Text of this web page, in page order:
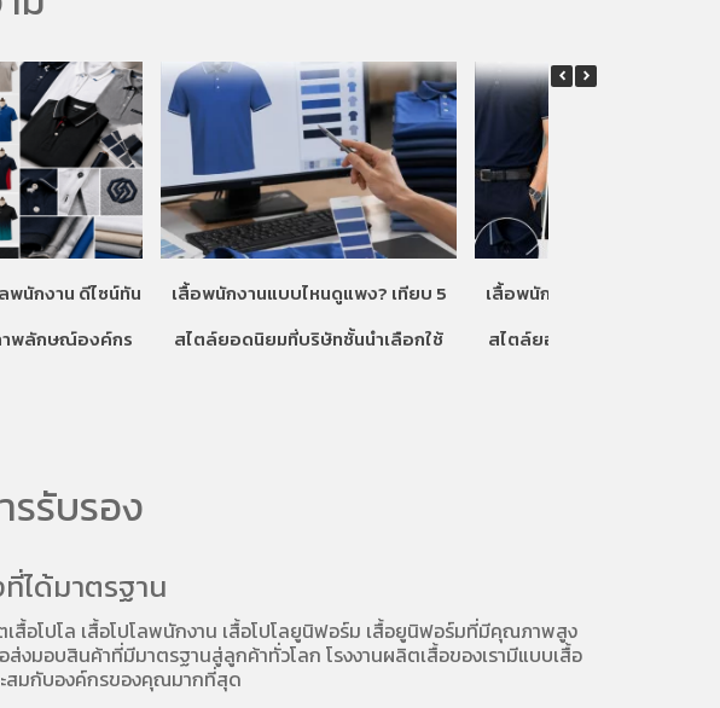
พนักงาน ดีไซน์ทัน
าพลักษณ์องค์กร
เสื้อพนักงานแบบไหนดูแพง? เทียบ 5
สไตล์ยอดนิยมที่บริษัทชั้นนำเลือกใช้
เสื้อพนักงานแบบไหนดูแพง? เ
สไตล์ยอดนิยมที่บริษัทชั้นนำเ
รรับรอง
ได้มาตรฐาน
สื้อโปโล เสื้อโปโลพนักงาน เสื้อโปโลยูนิฟอร์ม เสื้อยูนิฟอร์มที่มีคุณภาพสูง
มอบสินค้าที่มีมาตรฐานสู่ลูกค้าทั่วโลก โรงงานผลิตเสื้อของเรามีแบบเสื้อ
ะสมกับองค์กรของคุณมากที่สุด